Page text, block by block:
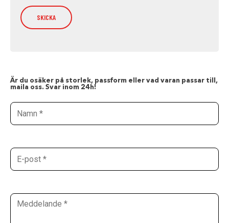
Är du osäker på storlek, passform eller vad varan passar till,
maila oss. Svar inom 24h!